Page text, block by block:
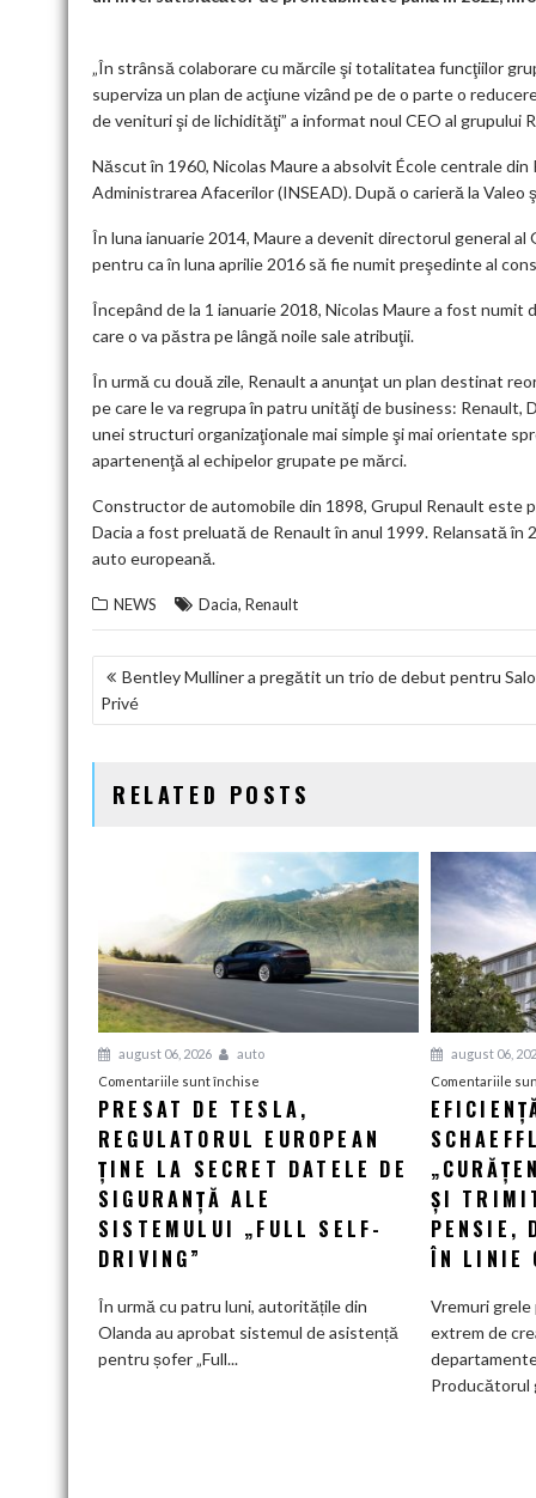
„În strânsă colaborare cu mărcile şi totalitatea funcţiilor
superviza un plan de acţiune vizând pe de o parte o
de venituri şi de lichidităţi” a informat noul CEO al grupului
Născut în 1960, Nicolas Maure a absolvit École centrale
Administrarea Afacerilor (INSEAD). După o carieră la
În luna ianuarie 2014, Maure a devenit directorul general
pentru ca în luna aprilie 2016 să fie numit preşedinte al
Începând de la 1 ianuarie 2018, Nicolas Maure a fost
care o va păstra pe lângă noile sale atribuţii.
În urmă cu două zile, Renault a anunţat un plan destinat
pe care le va regrupa în patru unităţi de business: Renault,
unei structuri organizaţionale mai simple şi mai orientate
apartenenţă al echipelor grupate pe mărci.
Constructor de automobile din 1898, Grupul Renault este
Dacia a fost preluată de Renault în anul 1999. Relansată
auto europeană.
NEWS Dacia, Renault
NAVIGARE
ÎN
Bentley Mulliner a pregătit un trio de debut pentru
Privé
RELATED POSTS
august 06, 2026
auto
Comentariile sunt închise
Presat
de
Tesla,
european
ține
datele
de
PRESAT DE TESLA,
REGULATORUL EUROPEAN
ȚINE LA SECRET DATELE DE
SIGURANȚĂ ALE
SISTEMULUI „FULL SELF-
DRIVING”
În urmă cu patru luni, autoritățile din
Olanda au aprobat sistemul de asistență
pentru șofer „Full...
august 06,
Comentariile
ȘI
PENSIE,
ÎN LINIE
Vremuri
extrem de
Producătorul